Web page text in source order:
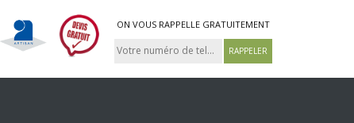
ON VOUS RAPPELLE GRATUITEMENT